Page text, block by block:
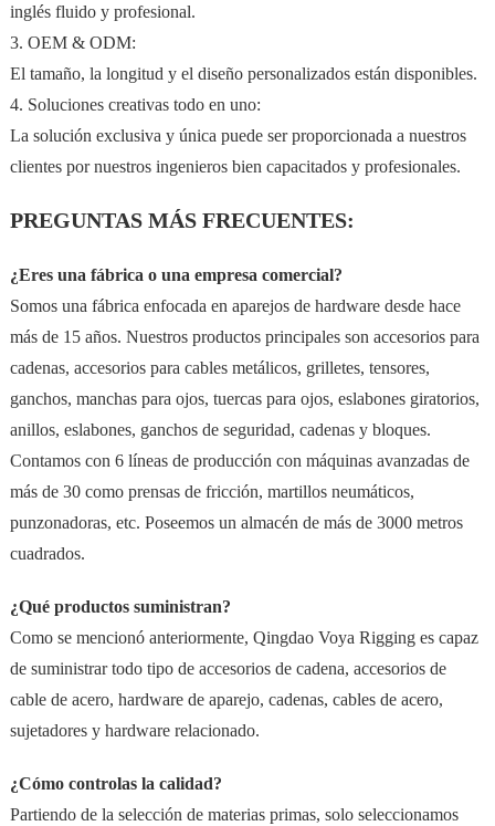
inglés fluido y profesional.
3. OEM & ODM:
El tamaño, la longitud y el diseño personalizados están disponibles.
4. Soluciones creativas todo en uno:
La solución exclusiva y única puede ser proporcionada a nuestros
clientes por nuestros ingenieros bien capacitados y profesionales.
PREGUNTAS MÁS FRECUENTES:
¿Eres una fábrica o una empresa comercial?
Somos una fábrica enfocada en aparejos de hardware desde hace
más de 15 años. Nuestros productos principales son accesorios para
cadenas, accesorios para cables metálicos, grilletes, tensores,
ganchos, manchas para ojos, tuercas para ojos, eslabones giratorios,
anillos, eslabones, ganchos de seguridad, cadenas y bloques.
Contamos con 6 líneas de producción con máquinas avanzadas de
más de 30 como prensas de fricción, martillos neumáticos,
punzonadoras, etc. Poseemos un almacén de más de 3000 metros
cuadrados.
¿Qué productos suministran?
Como se mencionó anteriormente, Qingdao Voya Rigging es capaz
de suministrar todo tipo de accesorios de cadena, accesorios de
cable de acero, hardware de aparejo, cadenas, cables de acero,
sujetadores y hardware relacionado.
¿Cómo controlas la calidad?
Partiendo de la selección de materias primas, solo seleccionamos